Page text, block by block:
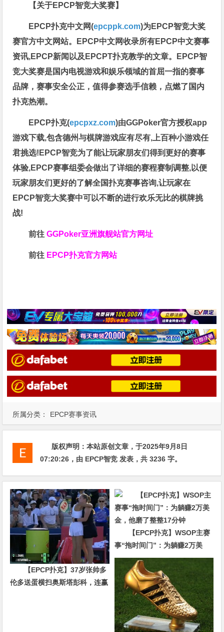
所属分类： EPCP赛事资讯
【关于EPCP智竞大奖赛】
EPCP扑克中文网(epcppk.com)为EPCP智竞大奖
赛官方中文网站。EPCP中文网收录所有EPCP中文赛事
资讯,EPCP新闻以及EPCPT扑克教学的文章。EPCP智
竞大奖赛是国内电视游戏和娱乐领域的首屈一指的赛事
品牌，赛事安全公正，值得参赛选手信赖，点燃了国内
扑克热潮。
EPCP扑克(epcpxz.com)由GGPoker官方授权app
游戏下载,包含德州与棋牌游戏应有尽有,上百种小游戏任
君挑选!EPCP智竞为了能让玩家朋友们得到更好的赛事
体验,EPCP赛事组委会做出了详细的赛程赛制调整,以便
玩家朋友们更好的了解全国扑克赛事咨询,让玩家在
EPCP智竞大奖赛中可以不断的进行欢乐无比的棋牌挑
战!
前往GGPoker亚洲旗舰站官方网址
前往 EPCP扑克官方网站
版权声明：本站原创文章，于2025年9月8日
07:20:26 ，由 EPCP智竞 发表，共 3236 字。
【EPCP扑克】37岁张帅多
伦多送蛋横扫奥斯塔彭科，连赢
【EPCP扑克】WSOP主赛
事“拖时间门”：为躺赚2万美
金，他磨了整整17分钟